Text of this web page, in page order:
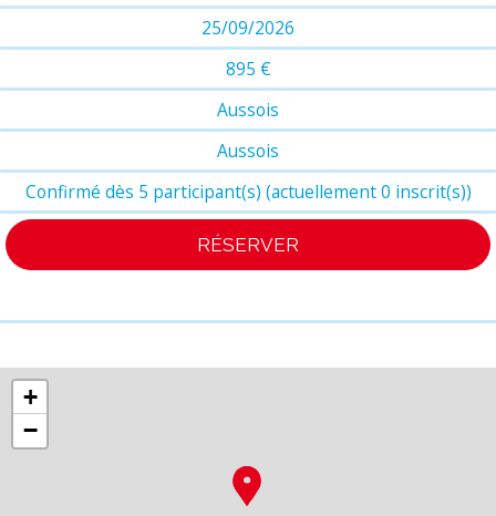
25/09/2026
895 €
Aussois
Aussois
Confirmé dès 5 participant(s) (actuellement 0 inscrit(s))
RÉSERVER
+
−